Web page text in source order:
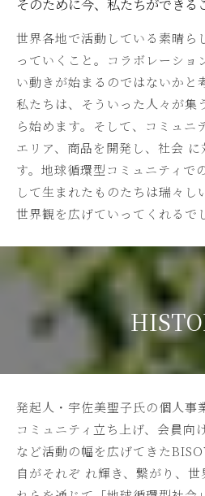
そのために今、私たちができる
世界各地で活動している素晴ら
っていくこと。コラボレーショ
い動きが始まるのではないかと
私たちは、そういった人々が集
ら始めます。そして、コミュニ
エリア、商品を開発し、社会
す。地球循環型コミュニティで
して生まれたものたちは瑞々し
世界観を広げていってくれるで
発起人・宇佐美聖子氏の個人事
コミュニティ立ち上げ、会員向
など活動の幅を広げてきた
自がそれぞ れ輝き、繋がり、